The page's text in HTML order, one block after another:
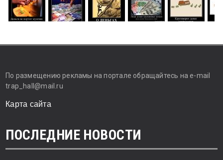
По размещению рекламы на портале обращайтесь на e-mail
trap_hall@mail.ru
Карта сайта
ПОСЛЕДНИЕ НОВОСТИ